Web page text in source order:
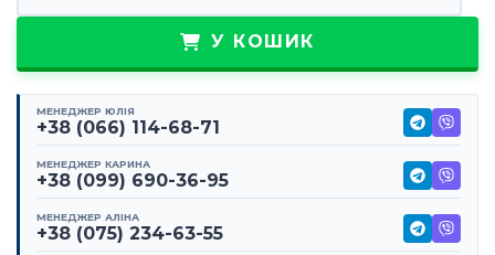
У КОШИК
МЕНЕДЖЕР ЮЛІЯ
+38 (066) 114-68-71
МЕНЕДЖЕР КАРИНА
+38 (099) 690-36-95
МЕНЕДЖЕР АЛІНА
+38 (075) 234-63-55